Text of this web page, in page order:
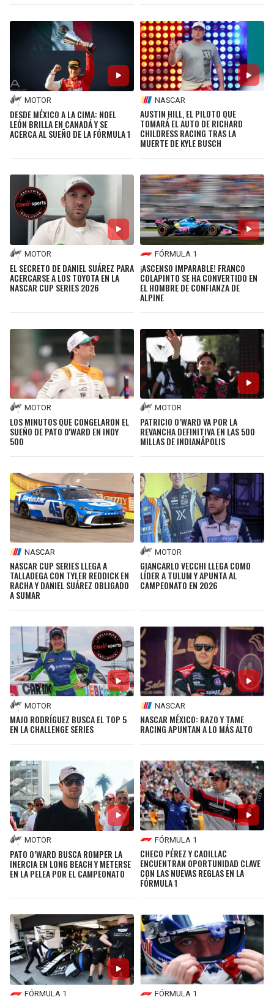
LEAGUES CUP
UEFA CONFERENCE LEAGUE
COPA LIBERTADORES
COPA SUDAMERICANA
OTRAS LIGAS
RAIDERS
CHARGERS
RAVENS
BENGALS
STEELERS
TEXANS
COLTS
JAGUARS
COWBOYS
GIANTS
EAGLES
CARDINALS
RAMS
49ERS
SEAHAWKS
LIONS
PACKERS
VIKINGS
FALCONS
PANTHERS
SAINTS
BUCCANEERS
CAVALIERS
PACERS
BUCKS
HORNETS
HEAT
MAGIC
WIZARDS
CLIPPERS
LAKERS
SUNS
MAVERICKS
ROCKETS
GRIZZLIES
PELICANS
NUGGETS
TIMBERWOLVES
THUNDER
TRAIL BLAZERS
JAZZ
MOTOR
DESDE MÉXICO A LA CIMA: NOEL
LEÓN BRILLA EN CANADÁ Y SE
ACERCA AL SUEÑO DE LA FÓRMULA 1
NASCAR
AUSTIN HILL, EL PILOTO QUE
TOMARÁ EL AUTO DE RICHARD
CHILDRESS RACING TRAS LA
MUERTE DE KYLE BUSCH
MOTOR
EL SECRETO DE DANIEL SUÁREZ PARA
ACERCARSE A LOS TOYOTA EN LA
NASCAR CUP SERIES 2026
FÓRMULA 1
¡ASCENSO IMPARABLE! FRANCO
COLAPINTO SE HA CONVERTIDO EN
EL HOMBRE DE CONFIANZA DE
ALPINE
MOTOR
LOS MINUTOS QUE CONGELARON EL
SUEÑO DE PATO O'WARD EN INDY
500
MOTOR
PATRICIO O’WARD VA POR LA
REVANCHA DEFINITIVA EN LAS 500
MILLAS DE INDIANÁPOLIS
NASCAR
NASCAR CUP SERIES LLEGA A
TALLADEGA CON TYLER REDDICK EN
RACHA Y DANIEL SUÁREZ OBLIGADO
A SUMAR
MOTOR
GIANCARLO VECCHI LLEGA COMO
LÍDER A TULUM Y APUNTA AL
CAMPEONATO EN 2026
MOTOR
MAJO RODRÍGUEZ BUSCA EL TOP 5
EN LA CHALLENGE SERIES
NASCAR
NASCAR MÉXICO: RAZO Y TAME
RACING APUNTAN A LO MÁS ALTO
MOTOR
PATO O’WARD BUSCA ROMPER LA
INERCIA EN LONG BEACH Y METERSE
EN LA PELEA POR EL CAMPEONATO
FÓRMULA 1
CHECO PÉREZ Y CADILLAC
ENCUENTRAN OPORTUNIDAD CLAVE
CON LAS NUEVAS REGLAS EN LA
FÓRMULA 1
FÓRMULA 1 FÓRMULA 1